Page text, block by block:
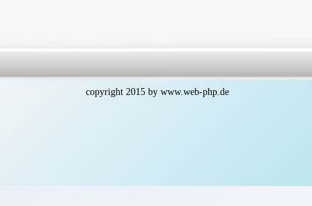
copyright 2015 by www.web-php.de